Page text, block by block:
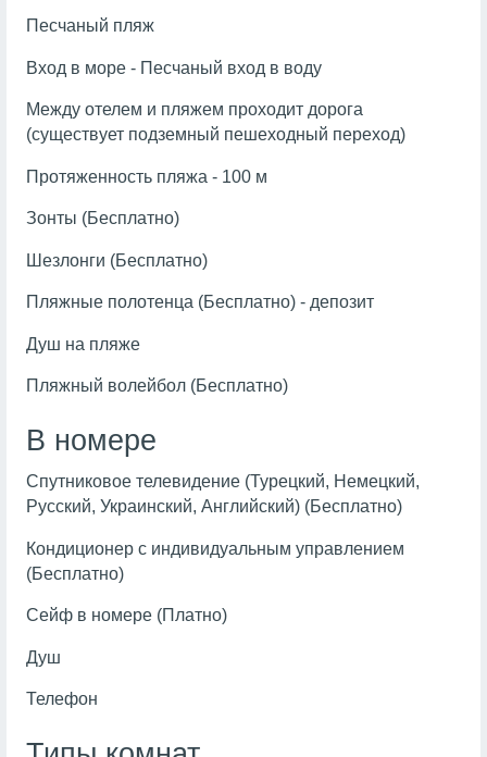
Песчаный пляж
Вход в море - Песчаный вход в воду
Между отелем и пляжем проходит дорога
(существует подземный пешеходный переход)
Протяженность пляжа - 100 м
Зонты (Бесплатно)
Шезлонги (Бесплатно)
Пляжные полотенца (Бесплатно) - депозит
Душ на пляже
Пляжный волейбол (Бесплатно)
В номере
Спутниковое телевидение (Турецкий, Немецкий,
Русский, Украинский, Английский) (Бесплатно)
Кондиционер с индивидуальным управлением
(Бесплатно)
Сейф в номере (Платно)
Душ
Телефон